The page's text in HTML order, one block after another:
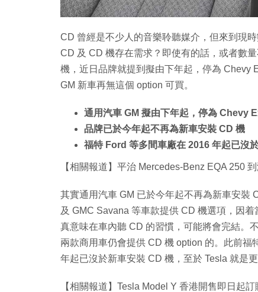
CD 曾經是不少人的音樂聆聽媒介，但來到現
CD 及 CD 機存在需求？即使有的話，或者數
機，近日品牌就提到擬由下年起，停為 Chevy
GM 新車再無這個 option 可買。
通用汽車 GM 擬由下年起，停為 Chevy
品牌已於今年起不再為新車安裝 CD 機
福特 Ford 等多間車廠在 2016 年起已沒
【相關報道】平治 Mercedes-Benz EQA 250
其實通用汽車 GM 已於今年起不再為新車安裝
及 GMC Savana 等車款提供 CD 機選項，因
真意味在車內聽 CD 的習慣，可能將會完結。
兩款商用車仍會提供 CD 機 option 的。此前福
年起已沒於新車安裝 CD 機，至於 Tesla 就是
【相關報道】Tesla Model Y 香港開售即日起